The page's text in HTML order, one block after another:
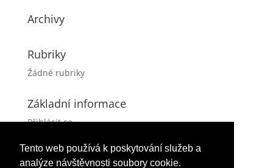
Tento web používá k poskytování služeb a
analýze návštěvnosti soubory cookie.
Archivy
Rubriky
Žádné rubriky
Základní informace
Přihlásit se
Kanál komentářů